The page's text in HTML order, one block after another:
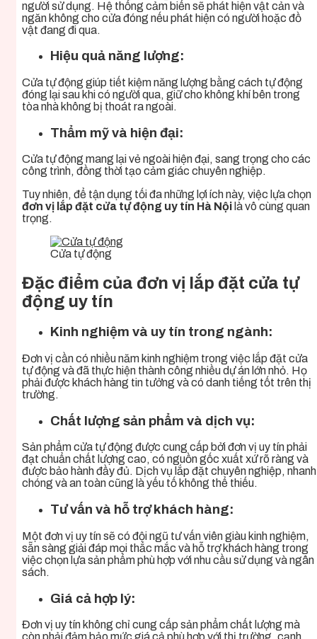
người sử dụng. Hệ thống cảm biến sẽ phát hiện vật cản và
ngăn không cho cửa đóng nếu phát hiện có người hoặc đồ
vật đang đi qua.
Hiệu quả năng lượng:
Cửa tự động giúp tiết kiệm năng lượng bằng cách tự động
đóng lại sau khi có người qua, giữ cho không khí bên trong
tòa nhà không bị thoát ra ngoài.
Thẩm mỹ và hiện đại:
Cửa tự động mang lại vẻ ngoài hiện đại, sang trọng cho các
công trình, đồng thời tạo cảm giác chuyên nghiệp.
Tuy nhiên, để tận dụng tối đa những lợi ích này, việc lựa chọn
đơn vị lắp đặt cửa tự động uy tín Hà Nội là vô cùng quan
trọng.
Cửa tự động
Đặc điểm của đơn vị lắp đặt cửa tự
động uy tín
Kinh nghiệm và uy tín trong ngành:
Đơn vị cần có nhiều năm kinh nghiệm trong việc lắp đặt cửa
tự động và đã thực hiện thành công nhiều dự án lớn nhỏ. Họ
phải được khách hàng tin tưởng và có danh tiếng tốt trên thị
trường.
Chất lượng sản phẩm và dịch vụ:
Sản phẩm cửa tự động được cung cấp bởi đơn vị uy tín phải
đạt chuẩn chất lượng cao, có nguồn gốc xuất xứ rõ ràng và
được bảo hành đầy đủ. Dịch vụ lắp đặt chuyên nghiệp, nhanh
chóng và an toàn cũng là yếu tố không thể thiếu.
Tư vấn và hỗ trợ khách hàng:
Một đơn vị uy tín sẽ có đội ngũ tư vấn viên giàu kinh nghiệm,
sẵn sàng giải đáp mọi thắc mắc và hỗ trợ khách hàng trong
việc chọn lựa sản phẩm phù hợp với nhu cầu sử dụng và ngân
sách.
Giá cả hợp lý:
Đơn vị uy tín không chỉ cung cấp sản phẩm chất lượng mà